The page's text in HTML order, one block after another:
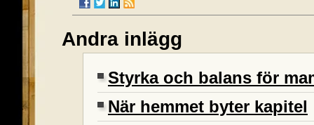
Andra inlägg
Styrka och balans för
När hemmet byter kapitel